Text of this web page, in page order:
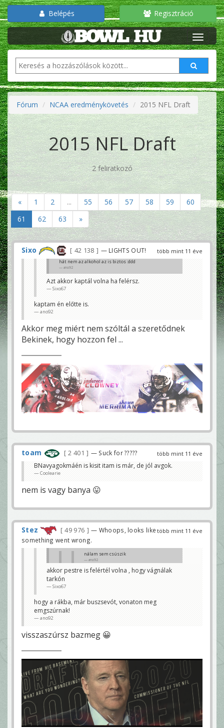
Belépés Regisztráció
Fórum NCAA eredménykövetés 2015 NFL Draft
2015 NFL Draft
2 feliratkozó
« 1 2 ... 55 56 57 58 59
60
61
62 63 »
több mint 11 éve
Sixo 42 138 — LIGHTS OUT!
hát nem az alkohol az is biztos :ddd
ano92
Azt akkor kaptál volna ha felérsz.
Sixo67
kaptam én előtte is.
ano92
Akkor meg miért nem szóltál a szeretődnek
Bekinek, hogy hozzon fel ...
több mint 11 éve
toam 2 401 — Suck for ?????
BNavyagokmáén is kisit itam is már, de jól avgok.
Coolearie
nem is vagy banya 😛
több mint 11 éve
Stez 49 976
— Whoops, looks like
something went wrong.
nálam sem csúszik
ano92
te tepsi képű, azt mondtad mustaine
már hazaértem. aludtam is 😀 😀 😀
ano92
akkor pestre is felértél volna , hogy vágnálak
tarkón
Sixo67
hogy a rákba, már buszsevót, vonaton meg
emgszúrnak!
ano92
visszaszúrsz bazmeg 😀